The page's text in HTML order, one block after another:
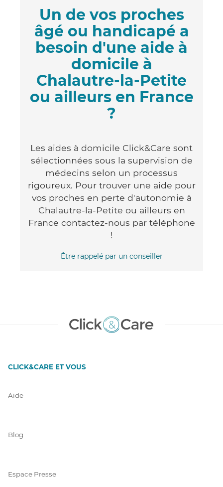
Un de vos proches
âgé ou handicapé a
besoin d'une aide à
domicile à
Chalautre-la-Petite
ou ailleurs en France
?
Les aides à domicile Click&Care sont
sélectionnées sous la supervision de
médecins selon un processus
rigoureux. Pour trouver une aide pour
vos proches en perte d'autonomie à
Chalautre-la-Petite ou ailleurs en
France contactez-nous par téléphone
!
Être rappelé par un conseiller
CLICK&CARE ET VOUS
Aide
Blog
Espace Presse